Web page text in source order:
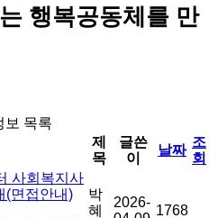
행복공동체를 만
보 목록
제
목
글쓴
이
날짜
조
회
사회복지사
(면접안내)
박
혜
2026-
1768